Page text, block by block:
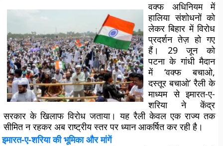
वक्फ अधिनियम में
हालिया संशोधनों को
लेकर बिहार में विरोध
प्रदर्शन तेज़ हो गए
हैं। 29 जून को
पटना के गांधी मैदान
में ‘वक्फ बचाओ,
दस्तूर बचाओ’ रैली के
माध्यम से इमारत-ए-
शरिया ने केंद्र
सरकार के खिलाफ विरोध जताया। यह रैली केवल एक राज्य तक
सीमित न रहकर अब राष्ट्रीय स्तर पर ध्यान आकर्षित कर रही है।
इमारत-ए-शरिया की भूमिका और मांगें